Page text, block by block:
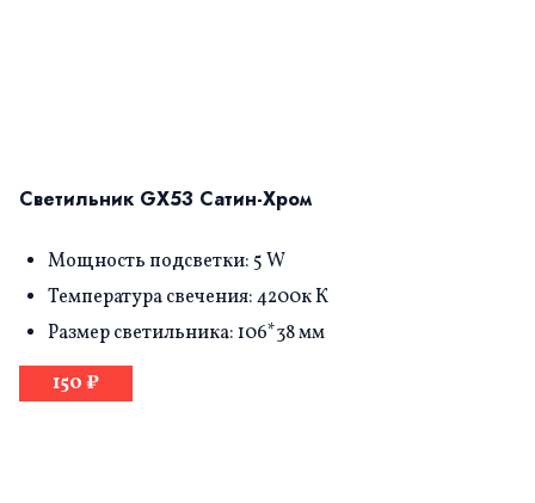
Светильник GX53 Сатин-Хром
Мощность подсветки: 5 W
Температура свечения: 4200к К
Размер светильника: 106*38 мм
150 ₽